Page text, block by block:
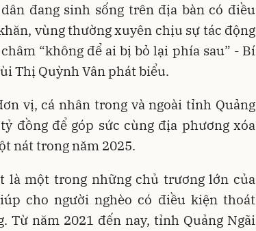
đang sinh sống trên địa bàn có điều
vùng thường xuyên chịu sự tác động
“không để ai bị bỏ lại phía sau” - Bí
Thị Quỳnh Vân phát biểu.
vị, cá nhân trong và ngoài tỉnh Quảng
đồng để góp sức cùng địa phương xóa
nát trong năm 2025.
là một trong những chủ trương lớn của
cho người nghèo có điều kiện thoát
Từ năm 2021 đến nay, tỉnh Quảng Ngãi